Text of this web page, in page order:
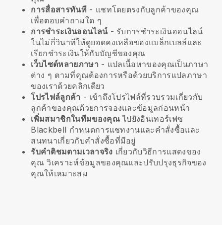
การสื่อสารทันที- แชทโดยตรงกับลูกค้าของคุณ
เพื่อตอบคำถามใด ๆ
การชำระเงินออนไลน์- รับการชำระเงินออนไลน์
ในไม่กี่วินาทีให้ดูยอดคงเหลือของแบล็กเบลล์และ
เรียกชำระเงินให้กับบัญชีของคุณ
เว็บไซต์หลายภาษา - แปลเนื้อหาของคุณเป็นภาษา
ต่าง ๆ ตามที่คุณต้องการหรือด้วยบริการแปลภาษา
ของเราด้วยคลิกเดียว
โปรไฟล์ลูกค้า - เข้าถึงโปรไฟล์ที่รวบรวมเกี่ยวกับ
ลูกค้าของคุณด้วยการจองและข้อมูลก่อนหน้า
เพิ่มสมาชิกในทีมของคุณไปยังอินเทอร์เฟซ
Blackbell กำหนดการแชทงานและคำสั่งซื้อและ
สนทนาเกี่ยวกับคำสั่งซื้อที่มีอยู่
รับคำติชมตามเวลาจริง เกี่ยวกับวิธีการแสดงของ
คุณ วิเคราะห์ข้อมูลของคุณและปรับปรุงธุรกิจของ
คุณให้เหมาะสม